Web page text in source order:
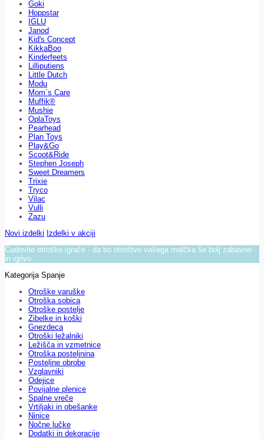
Goki
Hoppstar
IGLU
Janod
Kid's Concept
KikkaBoo
Kinderfeets
Lilliputiens
Little Dutch
Modu
Mom`s Care
Muffik®
Mushie
OplaToys
Pearhead
Plan Toys
Play&Go
Scoot&Ride
Stephen Joseph
Sweet Dreamers
Trixie
Tryco
Vilac
Vulli
Zazu
Novi izdelki Izdelki v akciji
Čudovite otroške igrače - da bo otroštvo vašega malčka še bolj zabavno
in igrivo.
Kategorija Spanje
Otroške varuške
Otroška sobica
Otroške postelje
Zibelke in koški
Gnezdeca
Otroški ležalniki
Ležišča in vzmetnice
Otroška posteljnina
Posteljne obrobe
Vzglavniki
Odejice
Povijalne plenice
Spalne vreče
Vrtiljaki in obešanke
Ninice
Nočne lučke
Dodatki in dekoracije